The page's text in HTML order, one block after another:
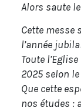
Alors saute
Cette messe
l’année
Toute
2025 selon
Que cette
nos études :